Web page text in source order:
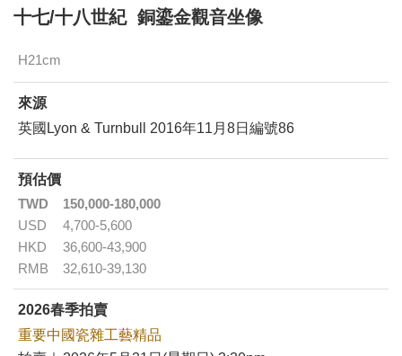
十七/十八世紀 銅鎏金觀音坐像
H21cm
來源
英國Lyon & Turnbull 2016年11月8日編號86
預估價
TWD
150,000-180,000
USD
4,700-5,600
HKD
36,600-43,900
RMB
32,610-39,130
2026春季拍賣
重要中國瓷雜工藝精品